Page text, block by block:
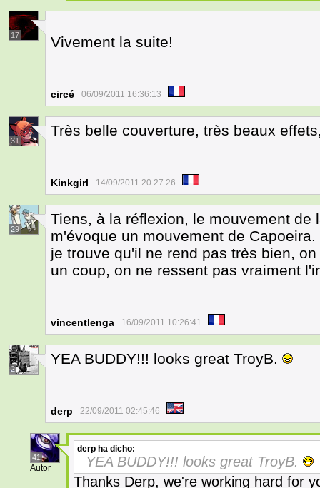
17 Vivement la suite!
circé 06/09/2011 16:36:13
31
Très belle couverture, très beaux
Kinkgirl 14/09/2011 20:27:26
29
Tiens, à la réflexion, le mouvement de
m'évoque un mouvement de
je trouve qu'il ne rend pas très bien,
un coup, on ne ressent pas vraiment
vincentlenga 16/09/2011 10:26:41
2
YEA BUDDY!!! looks great TroyB.
derp 22/09/2011 02:45:46
41
Autor
derp ha dicho:
YEA BUDDY!!! looks great TroyB.
Thanks Derp, we're working hard for